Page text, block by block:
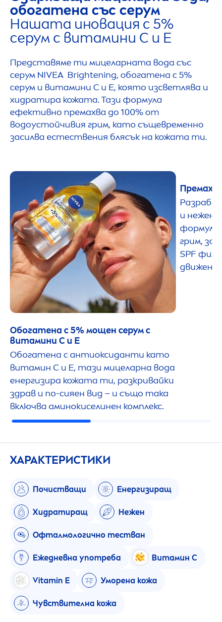
обогатена със серум
Нашата иновация с 5%
серум с витамини С и Е
Представяме ти мицеларната вода със
серум NIVEA Brightening, обогатена с 5%
серум и витамини C и E, която изсветлява и
хидратира кожата. Тази формула
ефективно премахва до 100% от
водоустойчивия грим, като същевременно
засилва естествения блясък на кожата ти.
Обогатена с 5% мощен серум с
витамини C и E
Обогатена с антиоксиданти като
витамин С и Е, тази мицеларна вода
енергизира кожата ти, разкривайки
здрав и по-сияен вид – и също така
включва аминокиселинен комплекс.
и нежен
грим,
SPF
ХАРАКТЕРИСТИКИ
Почистващи Енергизиращ
Хидратиращ Нежен
Офталмологично тестван
Ежедневна употреба Витамин C
Vitamin E Уморена кожа
Чувствителна кожа